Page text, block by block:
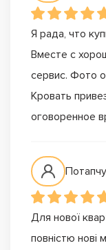
Я рада, что
Вместе с
сервис. Фото
Кровать
оговоренное
Для нової
повністю нові